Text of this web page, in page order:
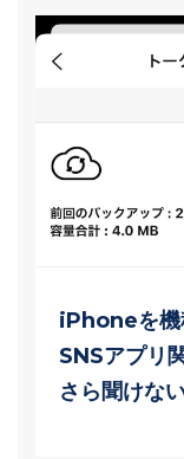
iPhoneを機
SNSアプリ
さら聞けな